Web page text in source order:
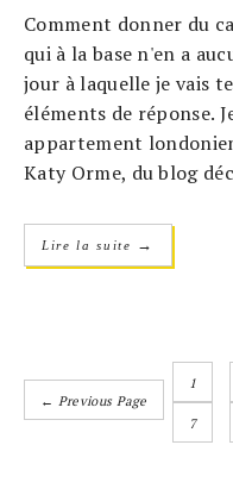
Comment donner du
qui à la base n'en a
jour à laquelle je vais
éléments de réponse.
appartement
Katy Orme, du blog
Lire la suite →
← Previous Page
1
7